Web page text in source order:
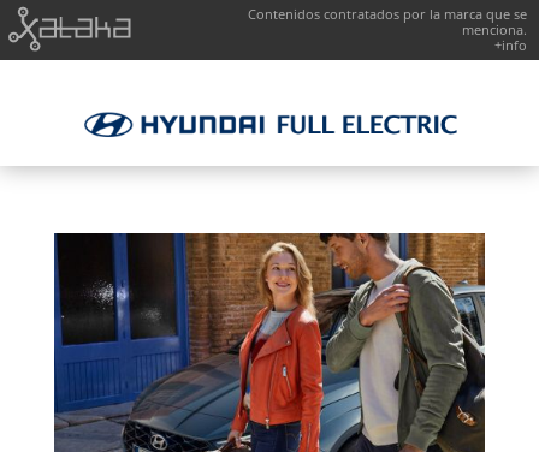
Contenidos contratados por la marca que se
menciona.
+info